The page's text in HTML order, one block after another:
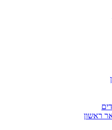
ראשון